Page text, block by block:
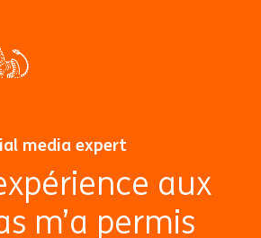
media expert
aux
m’a permis